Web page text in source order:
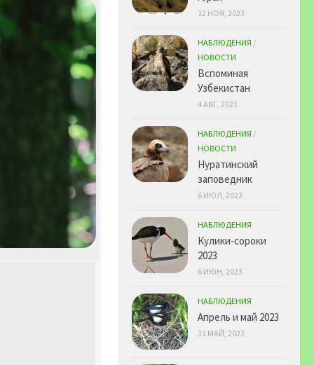
12 НОЯ, 2023
НАБЛЮДЕНИЯ /
НОВОСТИ
Вспоминая
Узбекистан
4 АВГ, 2023
НАБЛЮДЕНИЯ /
НОВОСТИ
Нуратинский
заповедник
6 ИЮЛ, 2023
НАБЛЮДЕНИЯ
Кулики-сороки
2023
6 ИЮН, 2023
НАБЛЮДЕНИЯ
Апрель и май 2023
31 МАЙ, 2023